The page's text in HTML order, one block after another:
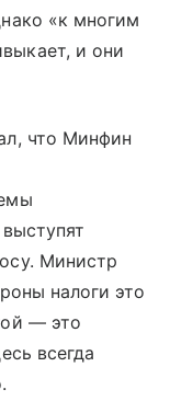
«к многим
и они
что Минфин
Министр
налоги это
— это
всегда